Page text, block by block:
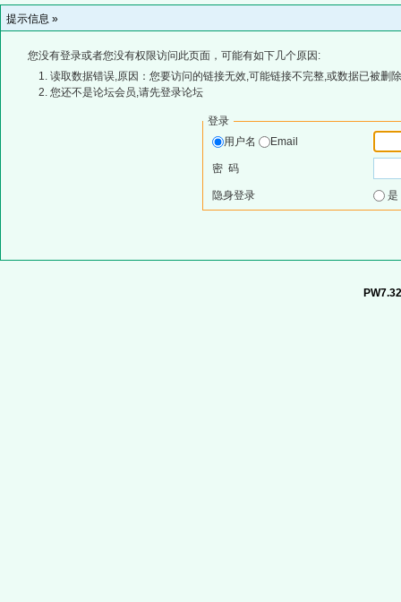
提示信息 »
您没有登录或者您没有权限访问此页面，可能有如下几个原因:
读取数据错误,原因：您要访问的链接无效,可能链接不完整,或数据已被删
您还不是论坛会员,请先登录论坛
登录
用户名
Email
密 码
隐身登录